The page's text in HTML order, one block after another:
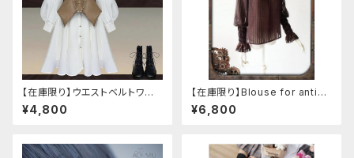
【在庫限り】ウエストベルトワン
ピースセットアップ（Mサイズ
¥4,800
【在庫限り】Blouse for antiqu
e automaton
¥6,800